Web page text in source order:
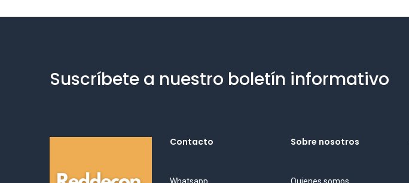
Suscríbete a nuestro boletín informativo
Contacto Sobre nosotros